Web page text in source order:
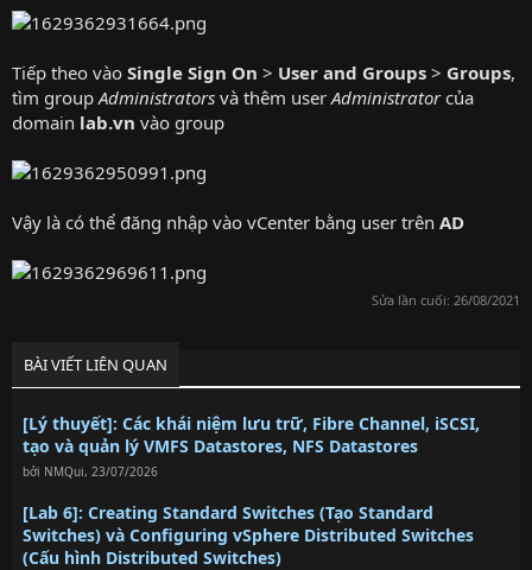
Tiếp theo vào Single Sign On > User and Groups > Groups,
tìm group Administrators và thêm user Administratorcủa
domain lab.vn vào group
Vậy là có thể đăng nhập vào vCenter bằng user trên AD
Sửa lần cuối: 26/08/2021
BÀI VIẾT LIÊN QUAN
[Lý thuyết]: Các khái niệm lưu trữ, Fibre Channel, iSCSI,
tạo và quản lý VMFS Datastores, NFS Datastores
bởi NMQui, 23/07/2026
[Lab 6]: Creating Standard Switches (Tạo Standard
Switches) và Configuring vSphere Distributed Switches
(Cấu hình Distributed Switches)